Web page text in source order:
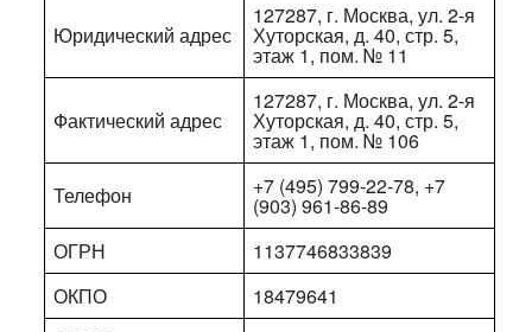
Юридический адрес
127287, г. Москва, ул. 2-я
Хуторская, д. 40, стр. 5,
этаж 1, пом. № 11
Фактический адрес
127287, г. Москва, ул. 2-я
Хуторская, д. 40, стр. 5,
этаж 1, пом. № 106
Телефон
+7 (495) 799-22-78, +7
(903) 961-86-89
ОГРН
1137746833839
ОКПО
18479641